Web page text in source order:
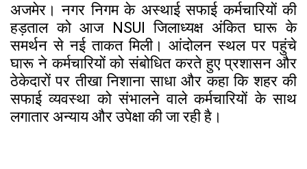
अजमेर। नगर निगम के अस्थाई सफाई कर्मचारियों की
हड़ताल को आज NSUI जिलाध्यक्ष अंकित घारू के
समर्थन से नई ताकत मिली। आंदोलन स्थल पर पहुंचे
घारू ने कर्मचारियों को संबोधित करते हुए प्रशासन और
ठेकेदारों पर तीखा निशाना साधा और कहा कि शहर की
सफाई व्यवस्था को संभालने वाले कर्मचारियों के साथ
लगातार अन्याय और उपेक्षा की जा रही है।